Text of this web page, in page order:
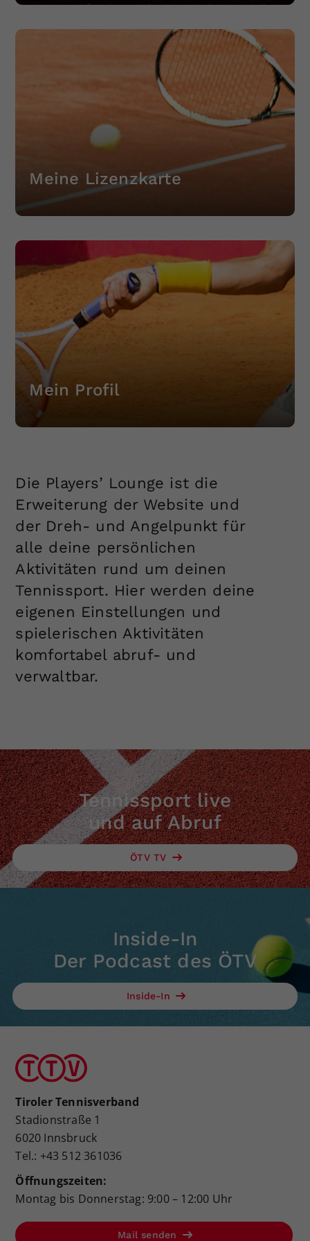
Meine Lizenzkarte
Mein Profil
Die Players’ Lounge ist die
Erweiterung der Website und
der Dreh- und Angelpunkt für
alle deine persönlichen
Aktivitäten rund um deinen
Tennissport. Hier werden deine
eigenen Einstellungen und
spielerischen Aktivitäten
komfortabel abruf- und
verwaltbar.
Tennissport live
und auf Abruf
ÖTV TV
Inside-In
Der Podcast des ÖTV
Inside-In
Tiroler Tennisverband
Stadionstraße 1
6020 Innsbruck
Tel.: +43 512 361036
Öffnungszeiten:
Montag bis Donnerstag: 9:00 – 12:00 Uhr
Mail senden